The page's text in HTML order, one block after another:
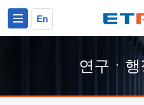
En
연구ㆍ행